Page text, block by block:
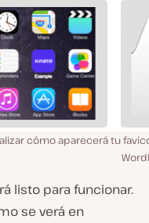
cómo aparecerá tu
listo para funcionar.
se verá en